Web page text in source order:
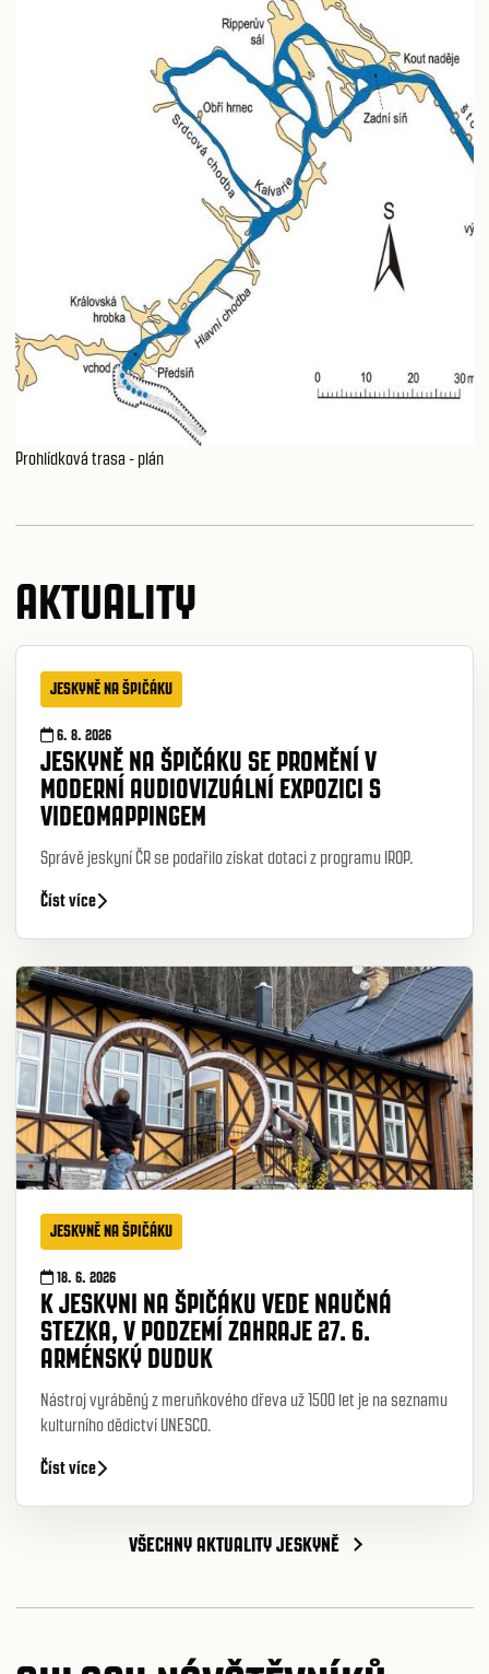
Prohlídková trasa - plán
AKTUALITY
JESKYNĚ NA ŠPIČÁKU
6. 8. 2026
JESKYNĚ NA ŠPIČÁKU SE PROMĚNÍ V
MODERNÍ AUDIOVIZUÁLNÍ EXPOZICI S
VIDEOMAPPINGEM
Správě jeskyní ČR se podařilo získat dotaci z programu IROP.
Číst více
JESKYNĚ NA ŠPIČÁKU
18. 6. 2026
K JESKYNI NA ŠPIČÁKU VEDE NAUČNÁ
STEZKA, V PODZEMÍ ZAHRAJE 27. 6.
ARMÉNSKÝ DUDUK
Nástroj vyráběný z meruňkového dřeva už 1500 let je na seznamu
kulturního dědictví UNESCO.
Číst více
VŠECHNY AKTUALITY JESKYNĚ